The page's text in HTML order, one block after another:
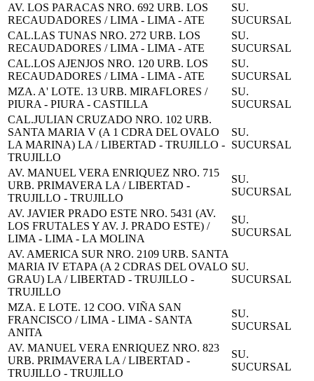
AV. LOS PARACAS NRO. 692 URB. LOS
RECAUDADORES / LIMA - LIMA - ATE
SU.
SUCURSAL
CAL.LAS TUNAS NRO. 272 URB. LOS
RECAUDADORES / LIMA - LIMA - ATE
SU.
SUCURSAL
CAL.LOS AJENJOS NRO. 120 URB. LOS
RECAUDADORES / LIMA - LIMA - ATE
SU.
SUCURSAL
MZA. A' LOTE. 13 URB. MIRAFLORES /
PIURA - PIURA - CASTILLA
SU.
SUCURSAL
CAL.JULIAN CRUZADO NRO. 102 URB.
SANTA MARIA V (A 1 CDRA DEL OVALO
LA MARINA) LA / LIBERTAD - TRUJILLO -
TRUJILLO
SU.
SUCURSAL
AV. MANUEL VERA ENRIQUEZ NRO. 715
URB. PRIMAVERA LA / LIBERTAD -
TRUJILLO - TRUJILLO
SU.
SUCURSAL
AV. JAVIER PRADO ESTE NRO. 5431 (AV.
LOS FRUTALES Y AV. J. PRADO ESTE) /
LIMA - LIMA - LA MOLINA
SU.
SUCURSAL
AV. AMERICA SUR NRO. 2109 URB. SANTA
MARIA IV ETAPA (A 2 CDRAS DEL OVALO
GRAU) LA / LIBERTAD - TRUJILLO -
TRUJILLO
SU.
SUCURSAL
MZA. E LOTE. 12 COO. VIÑA SAN
FRANCISCO / LIMA - LIMA - SANTA
ANITA
SU.
SUCURSAL
AV. MANUEL VERA ENRIQUEZ NRO. 823
URB. PRIMAVERA LA / LIBERTAD -
TRUJILLO - TRUJILLO
SU.
SUCURSAL